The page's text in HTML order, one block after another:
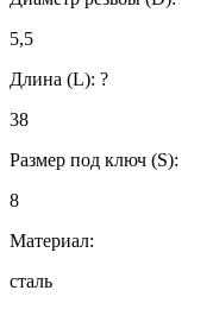
5,5
Длина (L): ?
38
Размер под ключ (S):
8
Материал:
сталь